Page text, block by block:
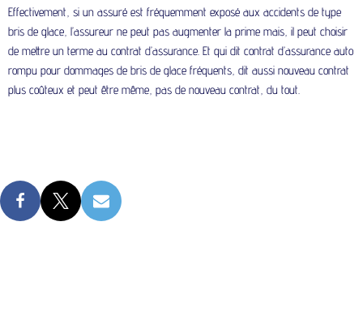
Effectivement, si un assuré est fréquemment exposé aux accidents de type
bris de glace, l’assureur ne peut pas augmenter la prime mais, il peut choisir
de mettre un terme au contrat d’assurance. Et qui dit contrat d’assurance auto
rompu pour dommages de bris de glace fréquents, dit aussi nouveau contrat
plus coûteux et peut être même, pas de nouveau contrat, du tout.